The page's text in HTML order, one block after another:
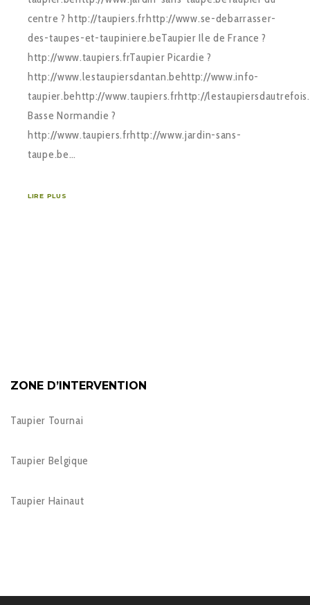
centre ? http://taupiers.frhttp://www.se-debarrasser-
des-taupes-et-taupiniere.beTaupier Ile de France ?
http://www.taupiers.frTaupier Picardie ?
http://www.lestaupiersdantan.behttp://www.info-
taupier.behttp://www.taupiers.frhttp://
Basse Normandie ?
http://www.taupiers.frhttp://www.jardin-sans-
taupe.be…
LIRE PLUS
ZONE D’INTERVENTION
Taupier Tournai
Taupier Belgique
Taupier Hainaut